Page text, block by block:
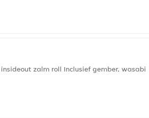
zalm roll Inclusief gember, wasabi